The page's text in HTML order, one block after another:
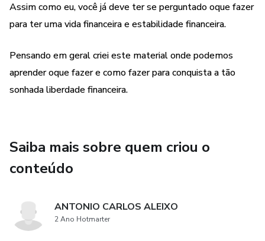
Assim como eu, você já deve ter se perguntado oque fazer
para ter uma vida financeira e estabilidade financeira.
Pensando em geral criei este material onde podemos
aprender oque fazer e como fazer para conquista a tão
sonhada liberdade financeira.
Saiba mais sobre quem criou o
conteúdo
ANTONIO CARLOS ALEIXO
2 Ano Hotmarter